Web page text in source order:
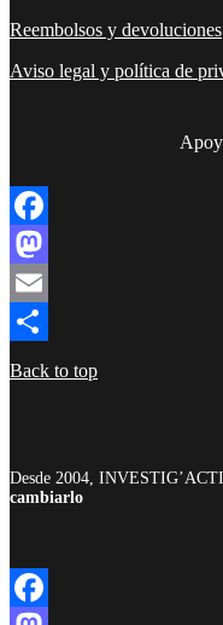
Reembolsos y devoluciones
Aviso legal y política de
Facebook
Mastodon
Email
Compartir
Back to top
Desde 2004,
cambiarlo